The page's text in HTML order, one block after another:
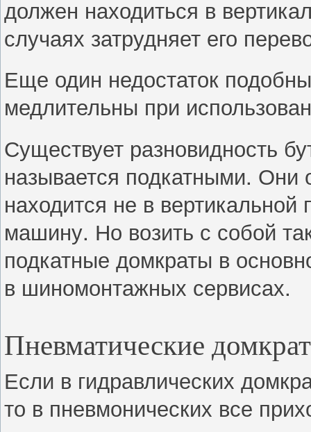
должен находиться в
случаях затрудняет его
Еще один недостаток
медлительны при
Существует разновидность
называется подкатными. Они
находится не в вертикальной
машину. Но возить с собой
подкатные домкраты в
в шиномонтажных сервисах.
Пневматические
Если в гидравлических
то в пневмонических все